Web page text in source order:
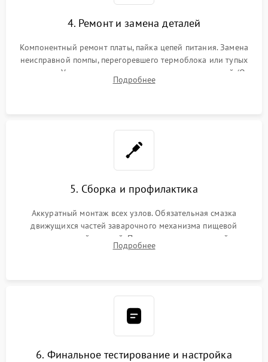
4. Ремонт и замена деталей
Компонентный ремонт платы, пайка цепей питания. Замена
неисправной помпы, перегоревшего термоблока или тупых
жерновов. Установка новых силиконовых уплотнителей (O-
ring) и тефлоновых трубок для надежного устранения
Подробнее
5. Сборка и профилактика
Аккуратный монтаж всех узлов. Обязательная смазка
движущихся частей заварочного механизма пищевой
силиконовой смазкой. Проведение программной
декальцинации и очистки системы от кофейных масел.
Подробнее
6. Финальное тестирование и настройка